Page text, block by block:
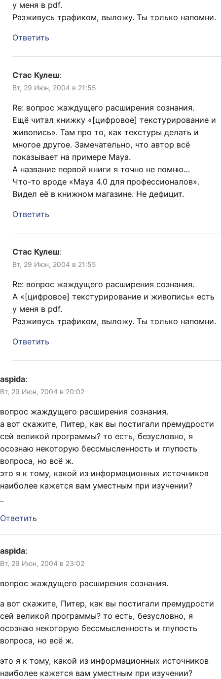
у меня в pdf.
Разживусь трафиком, выложу. Ты только напомни.
Ответить
Стас Кулеш:
Вт, 29 Июн, 2004 в 21:55
Re: вопрос жаждущего расширения сознания.
Ещё читал книжку «[цифровое] текстурирование и
живопись». Там про то, как текстуры делать и
многое другое. Замечательно, что автор всё
показывает на примере Maya.
А название первой книги я точно не помню…
Что-то вроде «Maya 4.0 для профессионалов».
Видел её в книжном магазине. Не дефицит.
Ответить
Стас Кулеш:
Вт, 29 Июн, 2004 в 21:55
Re: вопрос жаждущего расширения сознания.
А «[цифровое] текстурирование и живопись» есть
у меня в pdf.
Разживусь трафиком, выложу. Ты только напомни.
Ответить
aspida:
Вт, 29 Июн, 2004 в 20:02
вопрос жаждущего расширения сознания.
а вот скажите, Питер, как вы постигали премудрости
сей великой программы? то есть, безусловно, я
осознаю некоторую бессмысленность и глупость
вопроса, но всё ж.
это я к тому, какой из информационных источников
наиболее кажется вам уместным при изучении?
Ответить
aspida:
Вт, 29 Июн, 2004 в 23:02
вопрос жаждущего расширения сознания.
а вот скажите, Питер, как вы постигали премудрости
сей великой программы? то есть, безусловно, я
осознаю некоторую бессмысленность и глупость
вопроса, но всё ж.
это я к тому, какой из информационных источников
наиболее кажется вам уместным при изучении?